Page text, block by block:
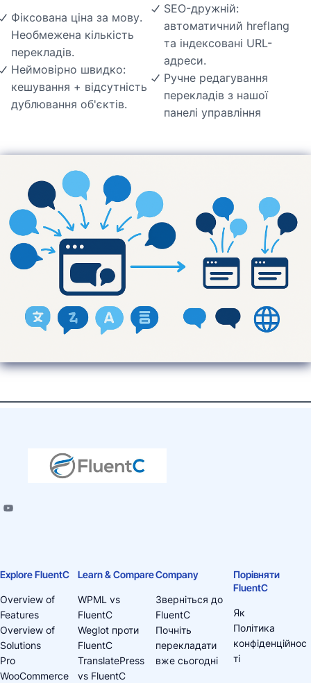
Фіксована ціна за мову.
Необмежена кількість
перекладів.
Неймовірно швидко:
кешування + відсутність
дублювання об'єктів.
SEO-дружній:
автоматичний hreflang
та індексовані URL-
адреси.
Ручне редагування
перекладів з нашої
панелі управління
Explore FluentC
Overview of
Features
Overview of
Solutions
Pro
WooCommerce
Learn & Compare
WPML vs
FluentC
Weglot проти
FluentC
TranslatePress
vs FluentC
Company
Зверніться до
FluentC
Почніть
перекладати
вже сьогодні
Порівняти
FluentC
Як
Політика
конфіденційнос
ті